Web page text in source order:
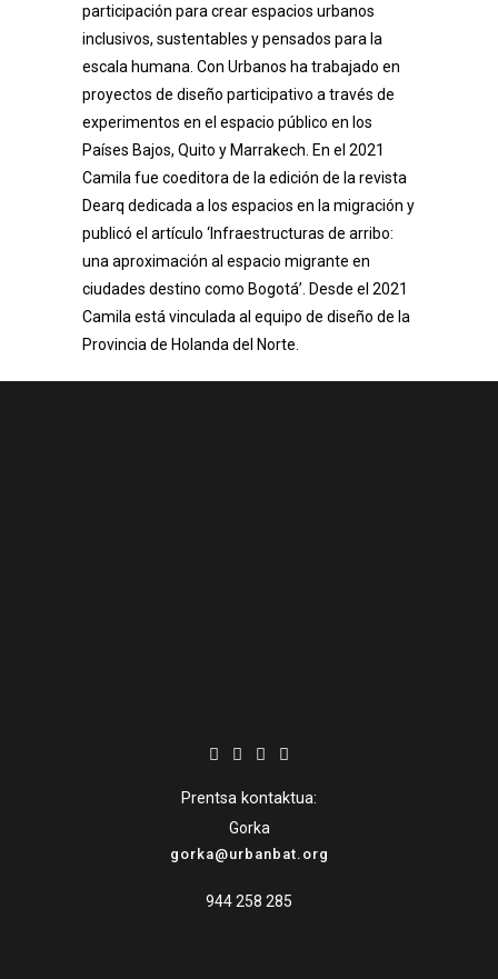
participación para crear espacios urbanos
inclusivos, sustentables y pensados para la
escala humana. Con Urbanos ha trabajado en
proyectos de diseño participativo a través de
experimentos en el espacio público en los
Países Bajos, Quito y Marrakech. En el 2021
Camila fue coeditora de la edición de la revista
Dearq dedicada a los espacios en la migración y
publicó el artículo ‘Infraestructuras de arribo:
una aproximación al espacio migrante en
ciudades destino como Bogotá’. Desde el 2021
Camila está vinculada al equipo de diseño de la
Provincia de Holanda del Norte.
Prentsa kontaktua:
Gorka
gorka@urbanbat.org
944 258 285